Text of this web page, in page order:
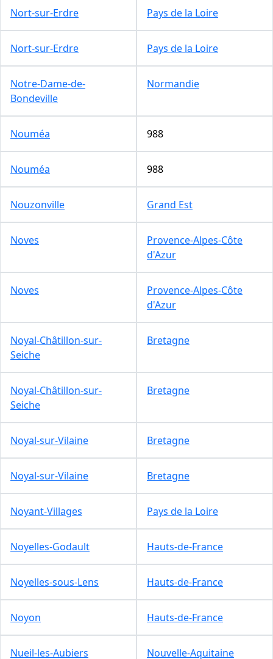
Nort-sur-Erdre Pays de la Loire
Nort-sur-Erdre Pays de la Loire
Notre-Dame-de-
Bondeville
Normandie
Nouméa 988
Nouméa 988
Nouzonville Grand Est
Noves
Provence-Alpes-Côte
d'Azur
Noves
Provence-Alpes-Côte
d'Azur
Noyal-Châtillon-sur-
Seiche
Bretagne
Noyal-Châtillon-sur-
Seiche
Bretagne
Noyal-sur-Vilaine Bretagne
Noyal-sur-Vilaine Bretagne
Noyant-Villages Pays de la Loire
Noyelles-Godault Hauts-de-France
Noyelles-sous-Lens Hauts-de-France
Noyon Hauts-de-France
Nueil-les-Aubiers Nouvelle-Aquitaine